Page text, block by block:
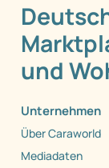
und
Unternehmen
Über Caraworld
Mediadaten